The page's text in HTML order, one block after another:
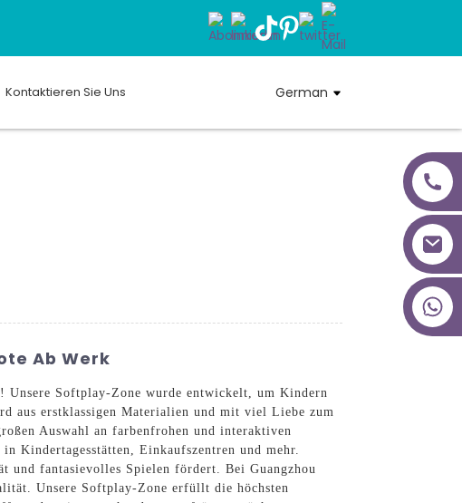
Kontaktieren Sie Uns German
Ab Werk
Unsere Softplay-Zone wurde entwickelt, um Kindern
aus erstklassigen Materialien und mit viel Liebe zum
Auswahl an farbenfrohen und interaktiven
Kindertagesstätten, Einkaufszentren und mehr.
und fantasievolles Spielen fördert. Bei Guangzhou
Unsere Softplay-Zone erfüllt die höchsten